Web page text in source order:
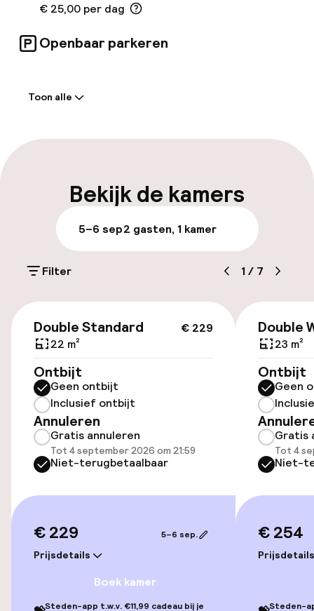
€ 25,00 per dag
Openbaar parkeren
Laat uitchecken mogelijk
Bagageruimte
Parkeren & mobiliteit
(buiten)
€ 25,00 per dag
(binnen)
€ 25,00 per dag
Openbaar parkeren
Oplaadpunt elektrische auto op
locatie
Transferservice
Toegankelijkheid
Toon alle
Bekijk de kamers
5–6 sep2 gasten, 1 kamer
Filter 1 / 7
€ 229
Double Standard
22 m²
Ontbijt
Geen ontbijt
Inclusief ontbijt
Annuleren
Gratis annuleren
Tot 4 september 2026 om 21:59
Niet-terugbetaalbaar
€ 229
Prijsdetails
5–6 sep.
Boek kamer
Steden-app t.w.v. €11,99 cadeau bij je
Double
23 m²
Ontbijt
Geen
Gratis
Tot 4
Niet-
€ 254
Prijsdetails
Steden-